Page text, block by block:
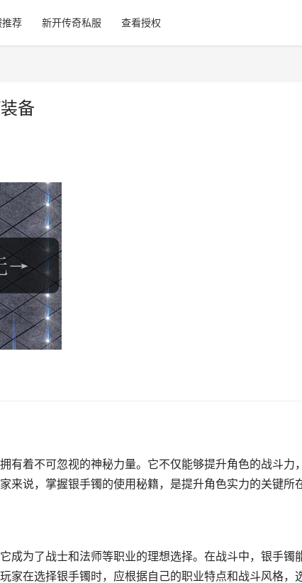
荐 新开传奇私服 查看授权
备
有着不可忽视的神秘力量。它不仅能够提升角色的战斗力
说，掌握银手镯的使用秘籍，是提升角色实力的关键所在
成为了战士和法师等职业的理想选择。在战斗中，银手镯
家在选择银手镯时，应根据自己的职业特点和战斗风格，